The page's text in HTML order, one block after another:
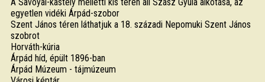
egyetlen vidéki Árpád-szobor
Szent János téren láthatjuk a 18. századi Nepomuki Szent János
szobrot
Horváth-kúria
Árpád híd, épült 1896-ban
Árpád Múzeum - tájmúzeum